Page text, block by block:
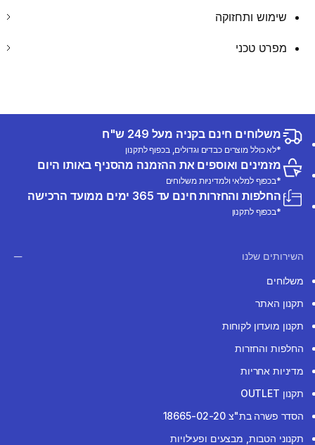
שימוש ותחזוקה
מפרט טכני
משלוחים חינם בקניה מעל 249 ש"ח
*לא כולל מוצרים כבדים וגדולים, בכפוף לתקנון
מזמינים ואוספים את ההזמנה מהסניף באותו היום
*בכפוף למלאי ולמדיניות משלוחים
החלפות והחזרות חינם עד 365 ימים ממועד הרכישה
*בכפוף לתקנון
השירותים שלנו
משלוחים
תקנון האתר
תקנון מועדון לקוחות
החלפות והחזרות
מדיניות אחריות
תקנון OUTLET
הסדר פשרה בת"צ 18665-02-20
תקנוני הטבות, מבצעים ופעילויות